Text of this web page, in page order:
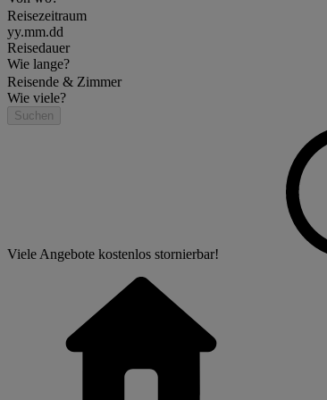
Reisezeitraum
yy.mm.dd
Reisedauer
Wie lange?
Reisende & Zimmer
Wie viele?
Suchen
Viele Angebote kostenlos stornierbar!